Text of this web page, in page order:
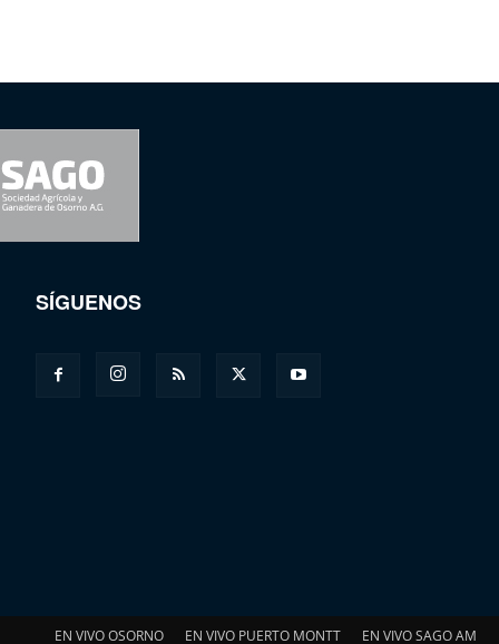
SÍGUENOS
EN VIVO OSORNO EN VIVO PUERTO MONTT EN VIVO SAGO AM